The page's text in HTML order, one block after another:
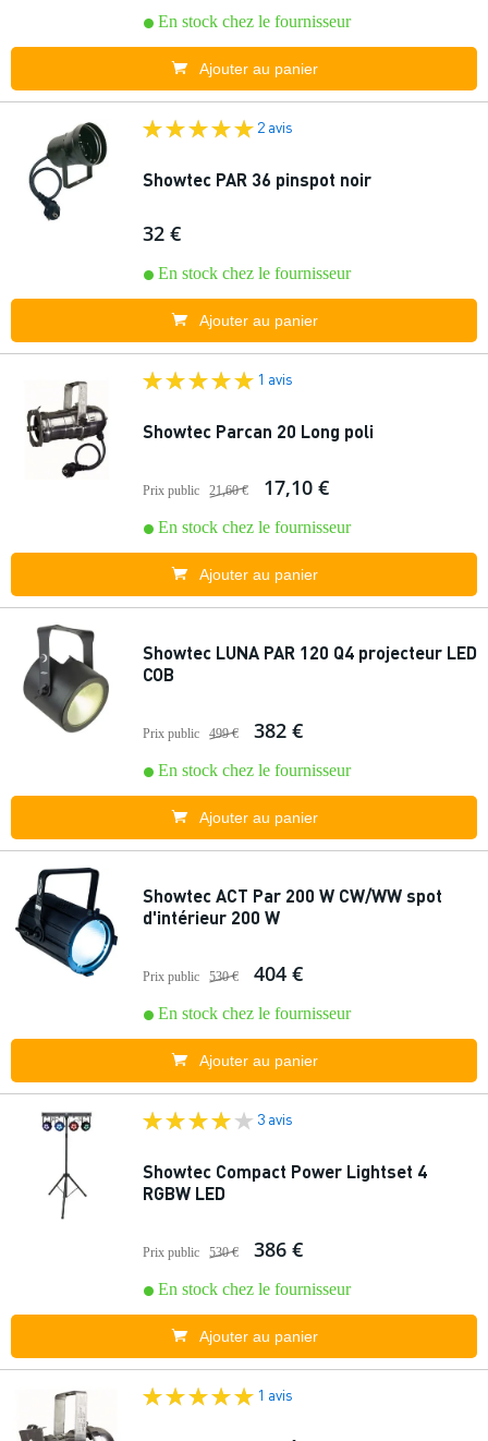
En stock chez le fournisseur
Ajouter au panier
2 avis
Showtec PAR 36 pinspot noir
32 €
En stock chez le fournisseur
Ajouter au panier
1 avis
Showtec Parcan 20 Long poli
Prix public 21,60 € 17,10 €
En stock chez le fournisseur
Ajouter au panier
Showtec LUNA PAR 120 Q4 projecteur LED
COB
Prix public 499 € 382 €
En stock chez le fournisseur
Ajouter au panier
Showtec ACT Par 200 W CW/WW spot
d'intérieur 200 W
Prix public 530 € 404 €
En stock chez le fournisseur
Ajouter au panier
3 avis
Showtec Compact Power Lightset 4
RGBW LED
Prix public 530 € 386 €
En stock chez le fournisseur
Ajouter au panier
1 avis